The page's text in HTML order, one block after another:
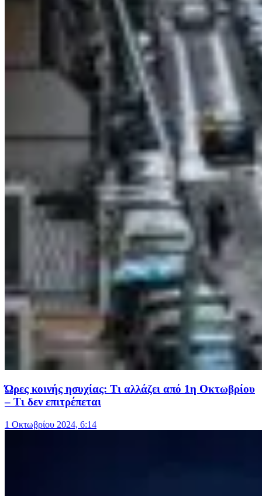
Ώρες κοινής ησυχίας: Τι αλλάζει από 1η Οκτωβρίου
– Τι δεν επιτρέπεται
1 Οκτωβρίου 2024, 6:14